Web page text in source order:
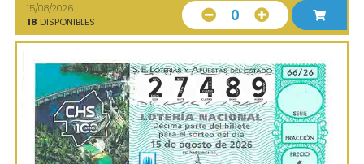
15/08/2026
18 DISPONIBLES 0